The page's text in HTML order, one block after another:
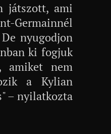
játszott, ami
Germainnél
nyugodjon
ki fogjuk
amiket nem
a Kylian
– nyilatkozta